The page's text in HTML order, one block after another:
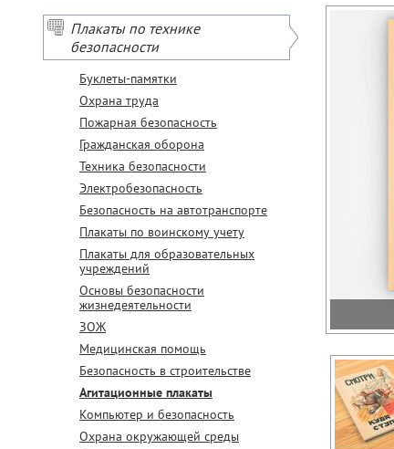
Плакаты по технике
безопасности
Буклеты-памятки
Охрана труда
Пожарная безопасность
Гражданская оборона
Техника безопасности
Электробезопасность
Безопасность на автотранспорте
Плакаты по воинскому учету
Плакаты для образовательных
учреждений
Основы безопасности
жизнедеятельности
ЗОЖ
Медицинская помощь
Безопасность в строительстве
Агитационные плакаты
Компьютер и безопасность
Охрана окружающей среды